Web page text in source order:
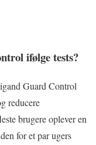
ifølge tests?
Guard Control
reducere
brugere oplever en
for et par ugers